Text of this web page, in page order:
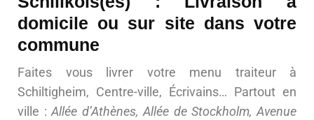
domicile ou sur site dans votre
commune
Faites vous livrer votre menu traiteur à
Schiltigheim, Centre-ville, Écrivains… Partout en
ville :Allée d’Athènes, Allée de Stockholm, Avenue